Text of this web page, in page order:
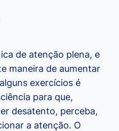
de atenção plena, e
maneira de aumentar
exercícios é
para que,
desatento, perceba,
a atenção. O